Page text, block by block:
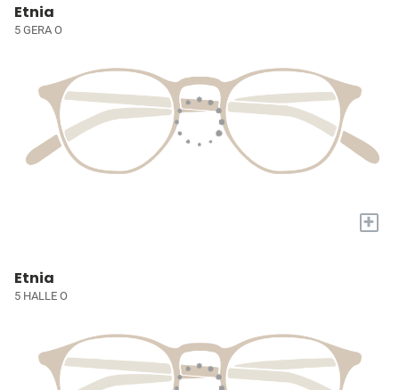
Etnia
5 GERA O
+
Etnia
5 HALLE O